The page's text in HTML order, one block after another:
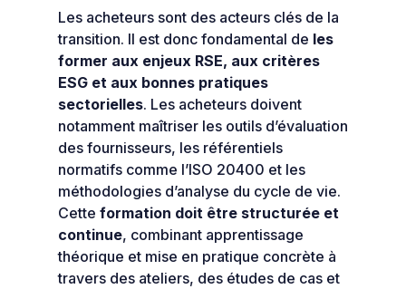
Les acheteurs sont des acteurs clés de la
transition. Il est donc fondamental de les
former aux enjeux RSE, aux critères
ESG et aux bonnes pratiques
sectorielles. Les acheteurs doivent
notamment maîtriser les outils d’évaluation
des fournisseurs, les référentiels
normatifs comme l’ISO 20400 et les
méthodologies d’analyse du cycle de vie.
Cette formation doit être structurée et
continue, combinant apprentissage
théorique et mise en pratique concrète à
travers des ateliers, des études de cas et